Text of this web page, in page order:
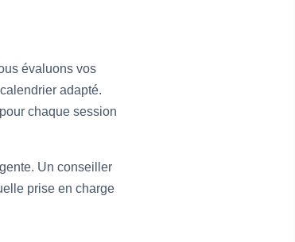
évaluons vos
adapté.
chaque session
Un conseiller
prise en charge